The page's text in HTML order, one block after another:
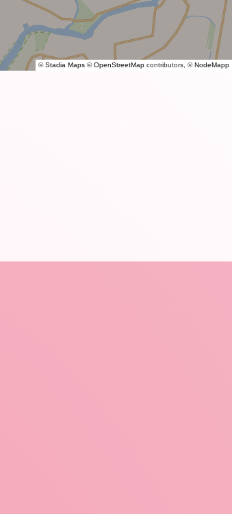
©Stadia Maps ©OpenStreetMap contributors, ©NodeMapp